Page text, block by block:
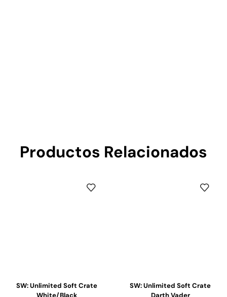
Productos Relacionados
SW: Unlimited Soft Crate
White/Black
SW: Unlimited Soft Crate
Darth Vader